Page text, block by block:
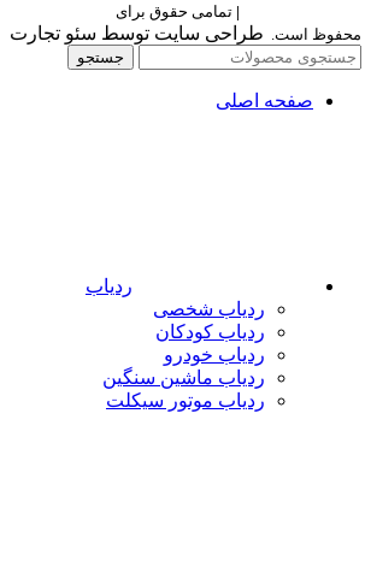
| تمامی حقوق برای
محفوظ است. طراحی سایت توسط سئو تجارت
جستجو
صفحه اصلی
ردیاب
ردیاب شخصی
ردیاب کودکان
ردیاب خودرو
ردیاب ماشین سنگین
ردیاب موتور سیکلت